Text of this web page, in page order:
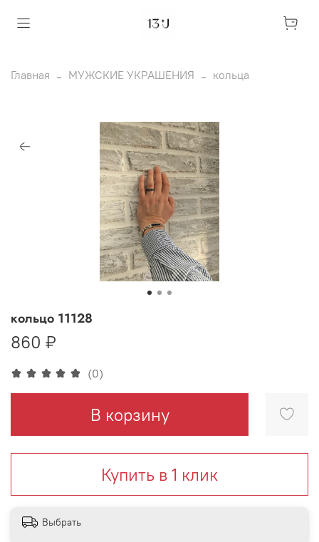
Главная МУЖСКИЕ УКРАШЕНИЯ кольца
(0)
кольцо 11128
860 ₽
В корзину
Купить в 1 клик
Выбрать